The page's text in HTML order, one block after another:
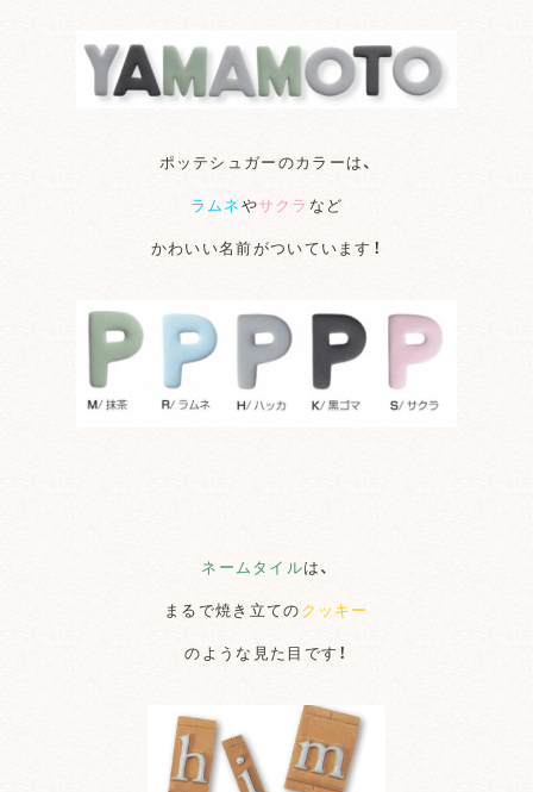
ポッテシュガーのカラーは、
ラムネやサクラ など
かわいい名前がついています！
ネームタイルは、
まるで焼き立てのクッキー
のような見た目です！